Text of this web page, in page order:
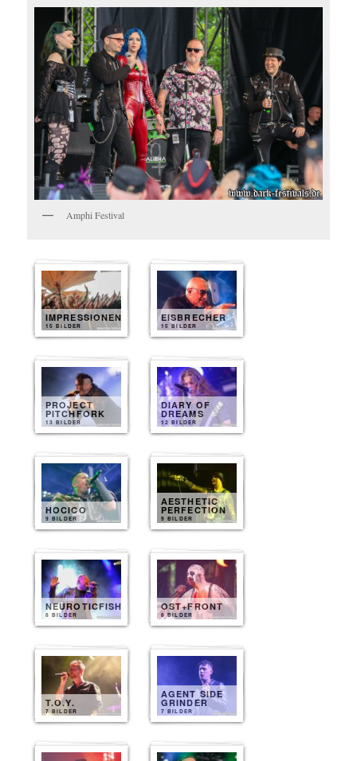
Amphi Festival
IMPRESSIONEN
15 BILDER
EISBRECHER
15 BILDER
PROJECT
PITCHFORK
13 BILDER
DIARY OF
DREAMS
12 BILDER
HOCICO
9 BILDER
AESTHETIC
PERFECTION
9 BILDER
NEUROTICFISH
8 BILDER
OST+FRONT
8 BILDER
T.O.Y.
7 BILDER
AGENT SIDE
GRINDER
7 BILDER